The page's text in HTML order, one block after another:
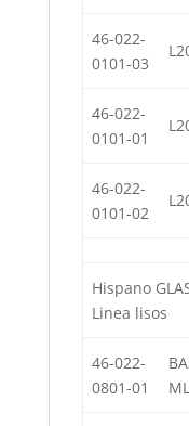
46-022-
0101-03
46-022-
0101-01
46-022-
0101-02
Hispano
Linea lisos
46-022-
0801-01